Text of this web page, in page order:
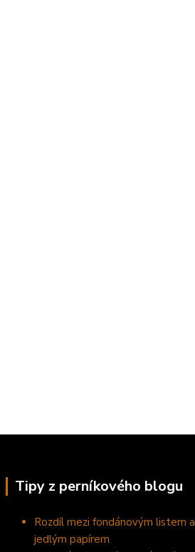
Tipy z perníkového blogu
Rozdíl mezi fondánovým listem a
jedlým papírem